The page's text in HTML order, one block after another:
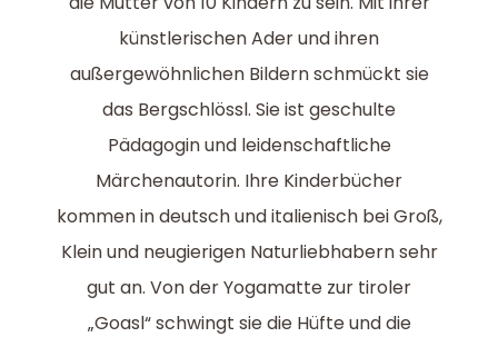
künstlerischen Ader und ihren
außergewöhnlichen Bildern schmückt sie
das Bergschlössl. Sie ist geschulte
Pädagogin und leidenschaftliche
Märchenautorin. Ihre Kinderbücher
kommen in deutsch und italienisch bei Groß,
Klein und neugierigen Naturliebhabern sehr
gut an. Von der Yogamatte zur tiroler
„Goasl“ schwingt sie die Hüfte und die